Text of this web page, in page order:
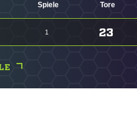
Spiele Tore
1 23